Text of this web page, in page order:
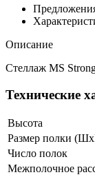
Описание
Стеллаж MS
Технические
Высота
Размер полки
Число полок
Межполочное